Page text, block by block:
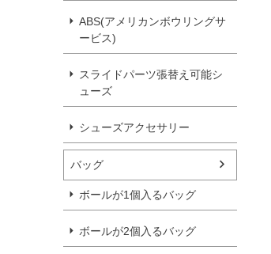
ABS(アメリカンボウリングサ
ービス)
スライドパーツ張替え可能シ
ューズ
シューズアクセサリー
バッグ
ボールが1個入るバッグ
ボールが2個入るバッグ